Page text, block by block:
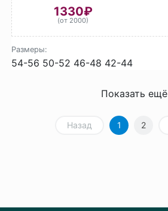
1330₽
(от 2000)
Размеры:
54-56 50-52 46-48 42-44
Показать ещё
Назад 1 2